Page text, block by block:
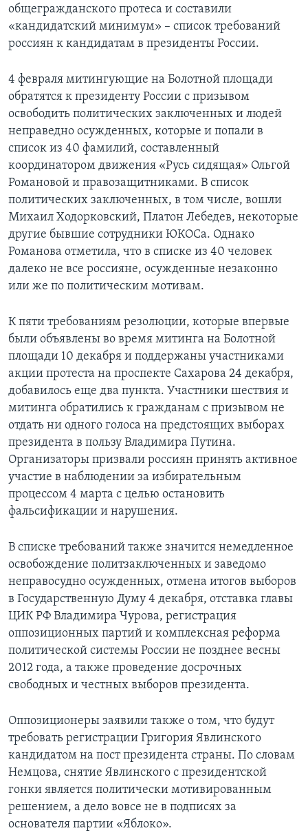
общегражданского протеса и составили
«кандидатский минимум» – список требований
россиян к кандидатам в президенты России.
4 февраля митингующие на Болотной площади
обратятся к президенту России с призывом
освободить политических заключенных и людей
неправедно осужденных, которые и попали в
список из 40 фамилий, составленный
координатором движения «Русь сидящая» Ольгой
Романовой и правозащитниками. В список
политических заключенных, в том числе, вошли
Михаил Ходорковский, Платон Лебедев, некоторые
другие бывшие сотрудники ЮКОСа. Однако
Романова отметила, что в списке из 40 человек
далеко не все россияне, осужденные незаконно
или же по политическим мотивам.
К пяти требованиям резолюции, которые впервые
были объявлены во время митинга на Болотной
площади 10 декабря и поддержаны участниками
акции протеста на проспекте Сахарова 24 декабря,
добавилось еще два пункта. Участники шествия и
митинга обратились к гражданам с призывом не
отдать ни одного голоса на предстоящих выборах
президента в пользу Владимира Путина.
Организаторы призвали россиян принять активное
участие в наблюдении за избирательным
процессом 4 марта с целью остановить
фальсификации и нарушения.
В списке требований также значится немедленное
освобождение политзаключенных и заведомо
неправосудно осужденных, отмена итогов выборов
в Государственную Думу 4 декабря, отставка главы
ЦИК РФ Владимира Чурова, регистрация
оппозиционных партий и комплексная реформа
политической системы России не позднее весны
2012 года, а также проведение досрочных
свободных и честных выборов президента.
Оппозиционеры заявили также о том, что будут
требовать регистрации Григория Явлинского
кандидатом на пост президента страны. По словам
Немцова, снятие Явлинского с президентской
гонки является политически мотивированным
решением, а дело вовсе не в подписях за
основателя партии «Яблоко».